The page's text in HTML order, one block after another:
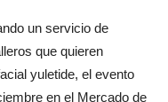
un servicio de
que quieren
yuletide, el evento
en el Mercado de